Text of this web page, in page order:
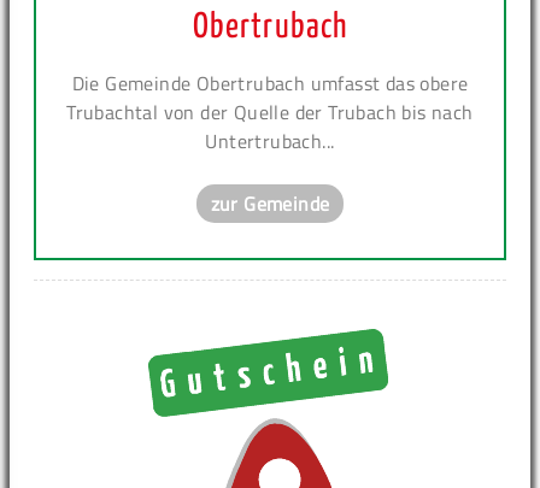
Obertrubach
Die Gemeinde Obertrubach umfasst das obere
Trubachtal von der Quelle der Trubach bis nach
Untertrubach...
zur Gemeinde